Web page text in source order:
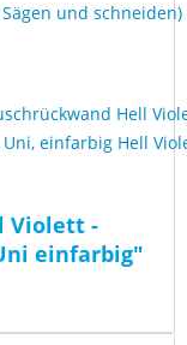
und schneiden)
Hell
einfarbig Hell
Violett -
einfarbig"